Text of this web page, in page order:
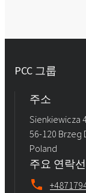
PCC 그룹
주소
Sienkiewicza
56-120 Brzeg
Poland
주요 연락선